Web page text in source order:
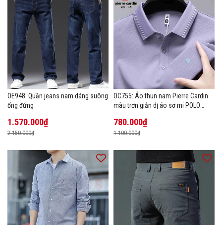
OE948: Quần jeans nam dáng suông
ống đứng
1.570.000₫
2.150.000₫
OC755: Áo thun nam Pierre Cardin
màu trơn giản dị áo sơ mi POLO
780.000₫
1.100.000₫